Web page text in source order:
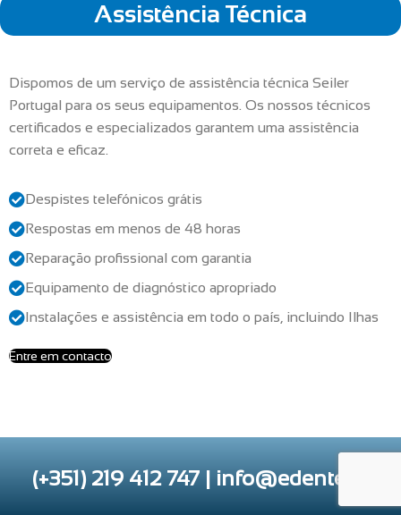
Assistência Técnica
Dispomos de um serviço de assistência técnica Seiler
Portugal para os seus equipamentos. Os nossos técnicos
certificados e especializados garantem uma assistência
correta e eficaz.
Despistes telefónicos grátis
Respostas em menos de 48 horas
Reparação profissional com garantia
Equipamento de diagnóstico apropriado
Instalações e assistência em todo o país, incluindo Ilhas
Entre em contacto
(+351) 219 412 747 | info@edente.pt